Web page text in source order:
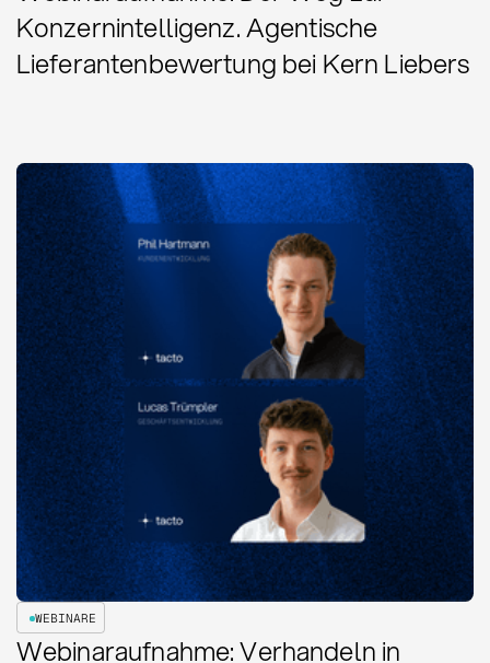
Konzernintelligenz. Agentische
Lieferantenbewertung bei Kern Liebers
WEBINARE
Webinaraufnahme: Verhandeln in